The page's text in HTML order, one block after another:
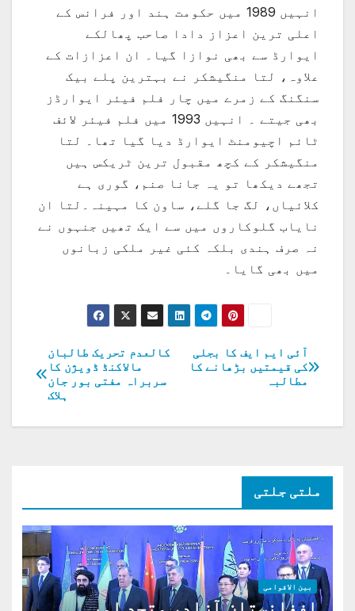
انہیں 1989 میں حکومت ہند اور فرانس کے
اعلی ترین اعزاز دادا صاحب پھالکے
ایوارڈ سے بھی نوازا گیا۔ ان اعزازات کے
علاوہ، لتا منگیشکر نے بہترین پلے بیک
سنگنگ کے زمرے میں چار فلم فیئر ایوارڈز
بھی جیتے ۔ انہیں 1993 میں فلم فیئر لائف
ٹائم اچیومنٹ ایوارڈ دیا گیا تھا۔ لتا
منگیشکر کے کچھ مقبول ترین ٹریکس ہیں
تجھے دیکھا تو یہ جانا صنم، گوری ہے
کلائیاں، لگ جا گلے، ساون کا مہینہ۔لتا ان
نایاب گلوکاروں میں سے ایک تھیں جنہوں نے
نہ صرف ہندی بلکہ کئی غیر ملکی زبانوں
میں بھی گایا۔
پوسٹوں
کی
نیویگیشن
کالعدم تحریک طالبان
مالاکنڈ ڈویژن کا
سربراہ مفتی بور جان
ہلاک
آئی ایم ایف کا بجلی
کی قیمتیں بڑھانے کا
مطالبہ
ملتی جلتی
بین الاقوامی